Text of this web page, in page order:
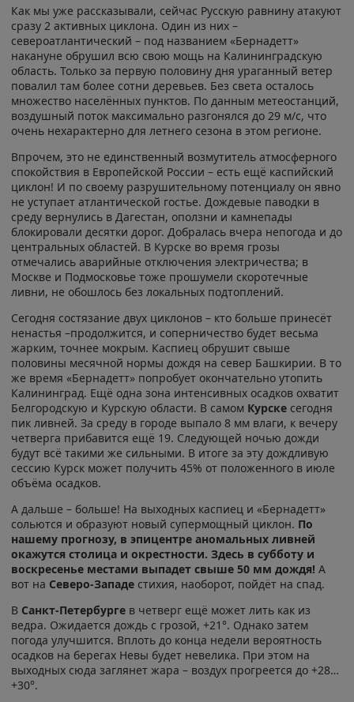
Как мы уже рассказывали, сейчас Русскую равнину атакуют
сразу 2 активных циклона. Один из них –
североатлантический – под названием «Бернадетт»
накануне обрушил всю свою мощь на Калининградскую
область. Только за первую половину дня ураганный ветер
повалил там более сотни деревьев. Без света осталось
множество населённых пунктов. По данным метеостанций,
воздушный поток максимально разгонялся до 29 м/с, что
очень нехарактерно для летнего сезона в этом регионе.
Впрочем, это не единственный возмутитель атмосферного
спокойствия в Европейской России – есть ещё каспийский
циклон! И по своему разрушительному потенциалу он явно
не уступает атлантической гостье. Дождевые паводки в
среду вернулись в Дагестан, оползни и камнепады
блокировали десятки дорог. Добралась вчера непогода и до
центральных областей. В Курске во время грозы
отмечались аварийные отключения электричества; в
Москве и Подмосковье тоже прошумели скоротечные
ливни, не обошлось без локальных подтоплений.
Сегодня состязание двух циклонов – кто больше принесёт
ненастья –продолжится, и соперничество будет весьма
жарким, точнее мокрым. Каспиец обрушит свыше
половины месячной нормы дождя на север Башкирии. В то
же время «Бернадетт» попробует окончательно утопить
Калининград. Ещё одна зона интенсивных осадков охватит
Белгородскую и Курскую области. В самом Курске сегодня
пик ливней. За среду в городе выпало 8 мм влаги, к вечеру
четверга прибавится ещё 19. Следующей ночью дожди
будут всё такими же сильными. В итоге за эту дождливую
сессию Курск может получить 45% от положенного в июле
объёма осадков.
А дальше – больше! На выходных каспиец и «Бернадетт»
сольются и образуют новый супермощный циклон. По
нашему прогнозу, в эпицентре аномальных ливней
окажутся столица и окрестности. Здесь в субботу и
воскресенье местами выпадет свыше 50 мм дождя! А
вот на Северо-Западе стихия, наоборот, пойдёт на спад.
В Санкт-Петербурге в четверг ещё может лить как из
ведра. Ожидается дождь с грозой, +21°. Однако затем
погода улучшится. Вплоть до конца недели вероятность
осадков на берегах Невы будет невелика. При этом на
выходных сюда заглянет жара – воздух прогреется до +28…
+30°.